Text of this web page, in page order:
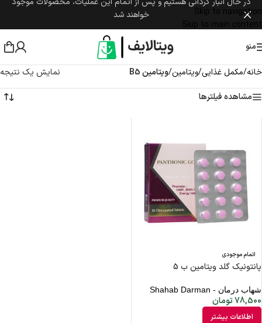
Skip to navigation
Skip to main content
خواهند شد
منو
خانه/مکمل غذایی/ویتامین/ویتامین B5
نمایش یک نتیجه
مشاهده فیلترها
اتمام موجودی
پانتونیک گلد ویتامین ب 5
شهاب درمان - Shahab Darman
78,500تومان
اطلاعات بیشتر